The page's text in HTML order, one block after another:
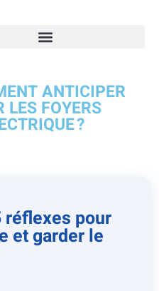
ANTICIPER
LES FOYERS
?
réflexes pour
et garder le